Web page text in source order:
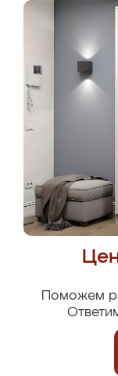
Поможем